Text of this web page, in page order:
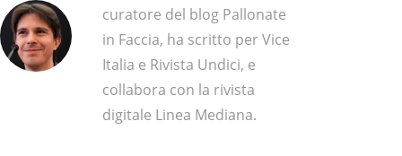
curatore del blog Pallonate
in Faccia, ha scritto per Vice
Italia e Rivista Undici, e
collabora con la rivista
digitale Linea Mediana.